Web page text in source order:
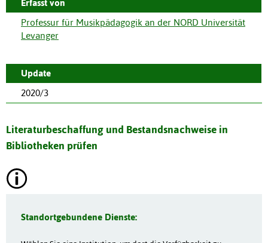
Erfasst von
Professur für Musikpädagogik an der NORD Universität
Levanger
Update
2020/3
Literaturbeschaffung und Bestandsnachweise in
Bibliotheken prüfen
Standortgebundene Dienste: